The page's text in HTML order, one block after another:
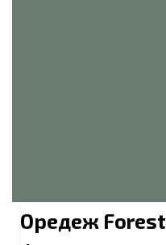
Оредеж Forest